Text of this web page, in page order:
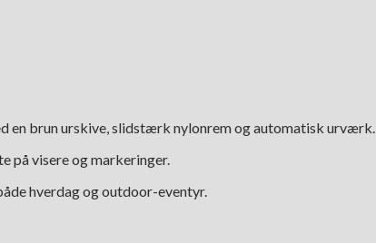
en brun urskive, slidstærk nylonrem og automatisk urværk.
på visere og markeringer.
hverdag og outdoor-eventyr.